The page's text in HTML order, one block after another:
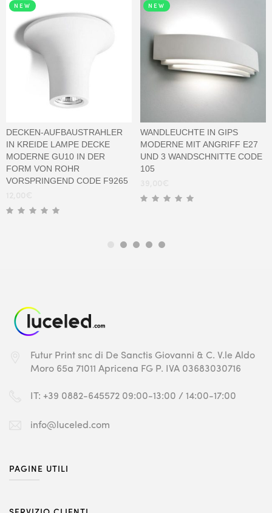
NEW
DECKEN-AUFBAUSTRAHLER
IN KREIDE LAMPE DECKE
MODERNE GU10 IN DER
FORM VON ROHR
VORSPRINGEND CODE F9265
NEW
WANDLEUCHTE IN GIPS
MODERNE MIT ANGRIFF E27
UND 3 WANDSCHNITTE CODE
105
Futur Print snc di De Sanctis Giovanni & C. V.le Aldo
Moro 65a 71011 Apricena FG P. IVA 03683030716
IT: +39 0882-645572 09:00-13:00 / 14:00-17:00
info@luceled.com
PAGINE UTILI